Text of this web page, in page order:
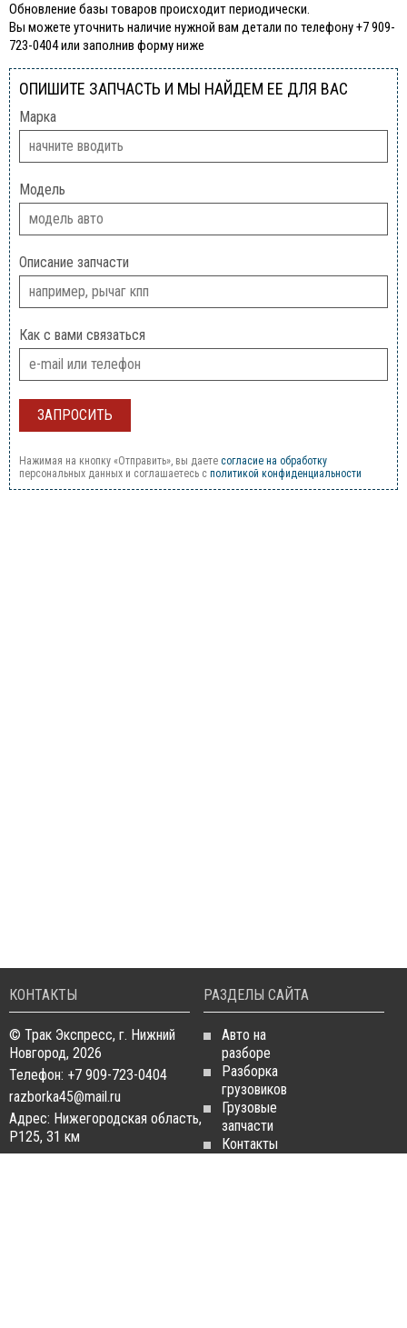
Обновление базы товаров происходит периодически.
Вы можете уточнить наличие нужной вам детали по телефону +7 909-
723-0404 или заполнив форму ниже
ОПИШИТЕ ЗАПЧАСТЬ И МЫ НАЙДЕМ ЕЕ ДЛЯ ВАС
Марка
Модель
Описание запчасти
Как с вами связаться
Нажимая на кнопку «Отправить», вы даете согласие на обработку
персональных данных и соглашаетесь c политикой конфиденциальности
КОНТАКТЫ
© Трак Экспресс, г. Нижний
Новгород, 2026
Телефон: +7 909-723-0404
razborka45@mail.ru
Адрес: Нижегородская область,
Р125, 31 км
РАЗДЕЛЫ САЙТА
Авто на
разборе
Разборка
грузовиков
Грузовые
запчасти
Контакты